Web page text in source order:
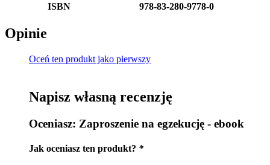
ISBN
978-83-280-9778-0
Opinie
Oceń ten produkt jako pierwszy
Napisz własną recenzję
Oceniasz: Zaproszenie na egzekucję - ebook
Jak oceniasz ten produkt? *